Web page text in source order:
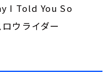
I Told You So
ウライダー